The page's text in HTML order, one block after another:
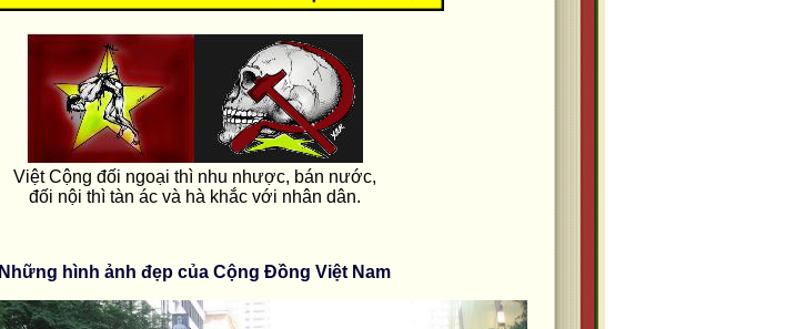
Việt Cộng đối ngoại thì nhu nhược, bán nước,
đối nội thì tàn ác và hà khắc với nhân dân.
Những hình ảnh đẹp của Cộng Đồng Việt Nam